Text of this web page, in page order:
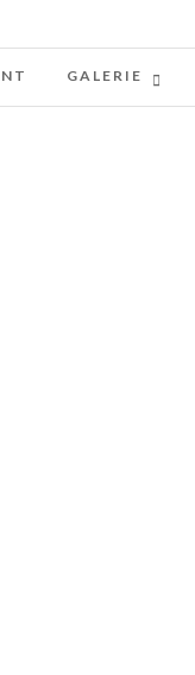
GALERIE